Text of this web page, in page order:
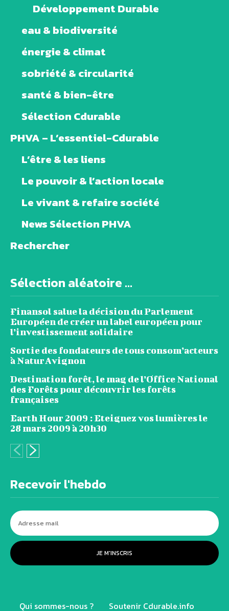
Développement Durable
eau & biodiversité
énergie & climat
sobriété & circularité
santé & bien-être
Sélection Cdurable
PHVA – L’essentiel-Cdurable
L’être & les liens
Le pouvoir & l’action locale
Le vivant & refaire société
News Sélection PHVA
Rechercher
Sélection aléatoire ...
Finansol salue la décision du Parlement
Européen de créer un label européen pour
l’investissement solidaire
Sortie des fondateurs de tous consom’acteurs
à NaturAvignon
Destination forêt, le mag de l’Office National
des Forêts pour découvrir les forêts
françaises
Earth Hour 2009 : Eteignez vos lumières le
28 mars 2009 à 20h30
Recevoir l'hebdo
JE M'INSCRIS
Qui sommes-nous ? Soutenir Cdurable.info